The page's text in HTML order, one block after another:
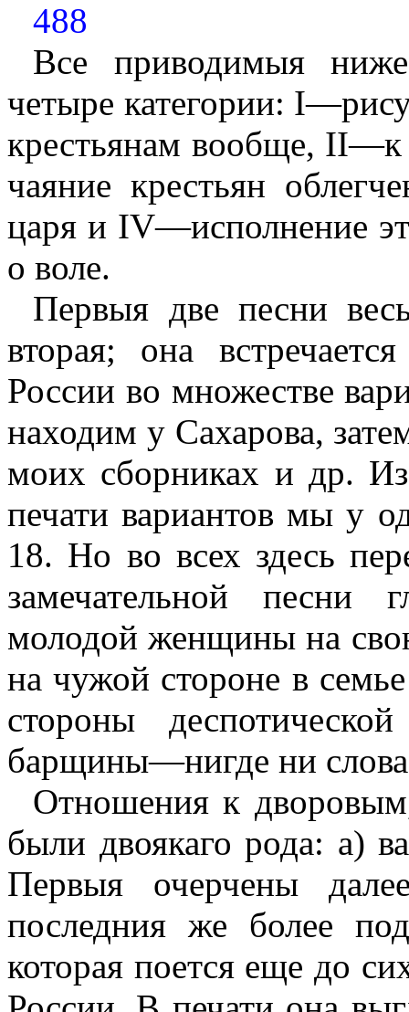
488
Все приводимыя
четыре категории: I
крестьянам вообще, II—к
чаяние крестьян
царя и IV—исполнение
о воле.
Первыя две песни
вторая; она
России во множестве
находим у Сахарова,
моих сборниках и др.
печати вариантов мы у
18. Но во всех здесь
замечательной песни
молодой женщины на
на чужой стороне в
стороны
барщины—нигде ни
Отношения к
были двоякаго рода: а)
Первыя очерчены
последния же более
которая поется еще до